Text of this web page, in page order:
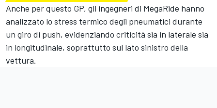
Anche per questo GP, gli ingegneri di MegaRide hanno
analizzato lo stress termico degli pneumatici durante
un giro di push, evidenziando criticità sia in laterale sia
in longitudinale, soprattutto sul lato sinistro della
vettura.